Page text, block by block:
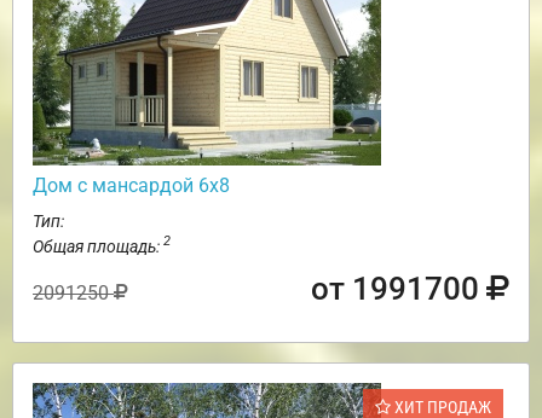
Дом с мансардой 6х8
Тип:
Общая площадь: 2
2091250 от 1991700
ХИТ ПРОДАЖ